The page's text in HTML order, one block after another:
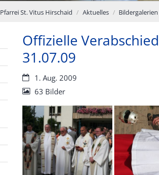
Pfarrei St. Vitus Hirschaid Aktuelles Bildergalerien
Offizielle
31.07.09
Datum:1. Aug. 2009
63 Bilder